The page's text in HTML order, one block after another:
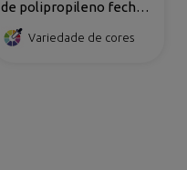
de polipropileno fecho
Variedade de cores